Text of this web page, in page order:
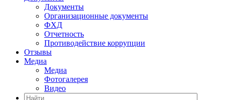
Документы
Организационные документы
ФХД
Отчетность
Противодействие коррупции
Отзывы
Медиа
Медиа
Фотогалерея
Видео